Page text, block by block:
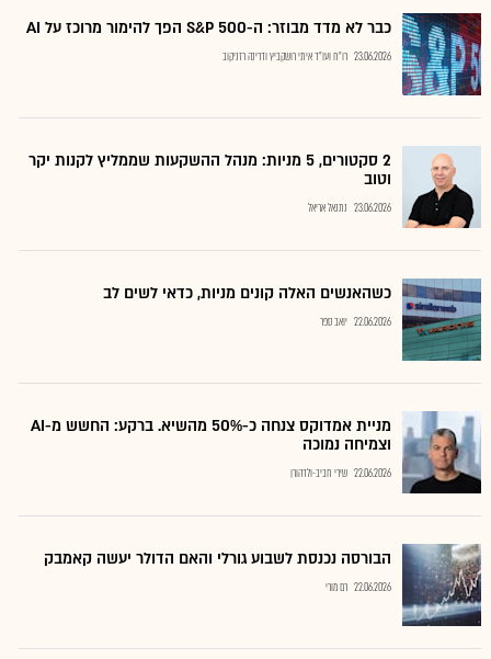
כבר לא מדד מבוזר: ה-S&P 500 הפך להימור מרוכז על AI
23.06.2026 רו"ח ועו"ד איתי רושקביץ ודרינה רזניקוב
2 סקטורים, 5 מניות: מנהל ההשקעות שממליץ לקנות יקר
וטוב
23.06.2026 נתנאל אריאל
כשהאנשים האלה קונים מניות, כדאי לשים לב
22.06.2026 יואב ספר
מניית אמדוקס צנחה כ-50% מהשיא. ברקע: החשש מ-AI
וצמיחה נמוכה
22.06.2026 שירי חביב-ולדהורן
הבורסה נכנסת לשבוע גורלי והאם הדולר יעשה קאמבק
22.06.2026 רם מורי